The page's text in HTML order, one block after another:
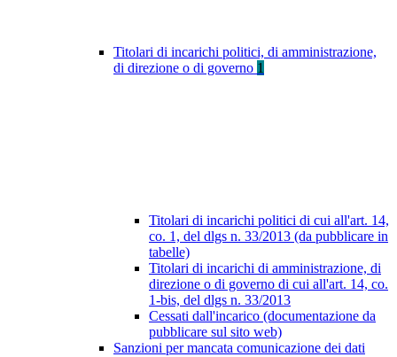
Titolari di incarichi politici, di amministrazione,
di direzione o di governo 1
Titolari di incarichi politici di cui all'art. 14,
co. 1, del dlgs n. 33/2013 (da pubblicare in
tabelle)
Titolari di incarichi di amministrazione, di
direzione o di governo di cui all'art. 14, co.
1-bis, del dlgs n. 33/2013
Cessati dall'incarico (documentazione da
pubblicare sul sito web)
Sanzioni per mancata comunicazione dei dati